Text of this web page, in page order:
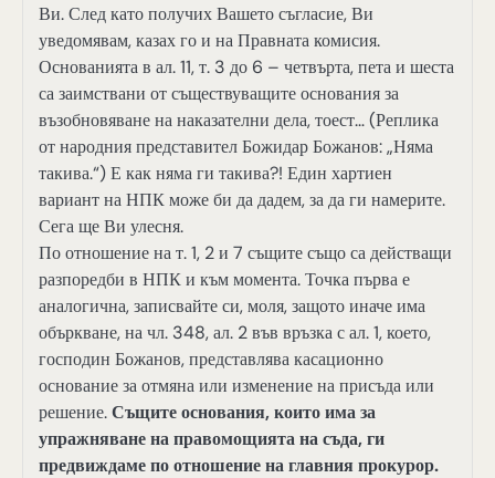
Ви. След като получих Вашето съгласие, Ви
уведомявам, казах го и на Правната комисия.
Основанията в ал. 11, т. 3 до 6 – четвърта, пета и шеста
са заимствани от съществуващите основания за
възобновяване на наказателни дела, тоест… (Реплика
от народния представител Божидар Божанов: „Няма
такива.“) Е как няма ги такива?! Един хартиен
вариант на НПК може би да дадем, за да ги намерите.
Сега ще Ви улесня.
По отношение на т. 1, 2 и 7 същите също са действащи
разпоредби в НПК и към момента. Точка първа е
аналогична, записвайте си, моля, защото иначе има
объркване, на чл. 348, ал. 2 във връзка с ал. 1, което,
господин Божанов, представлява касационно
основание за отмяна или изменение на присъда или
решение.Същите основания, които има за
упражняване на правомощията на съда, ги
предвиждаме по отношение на главния прокурор.